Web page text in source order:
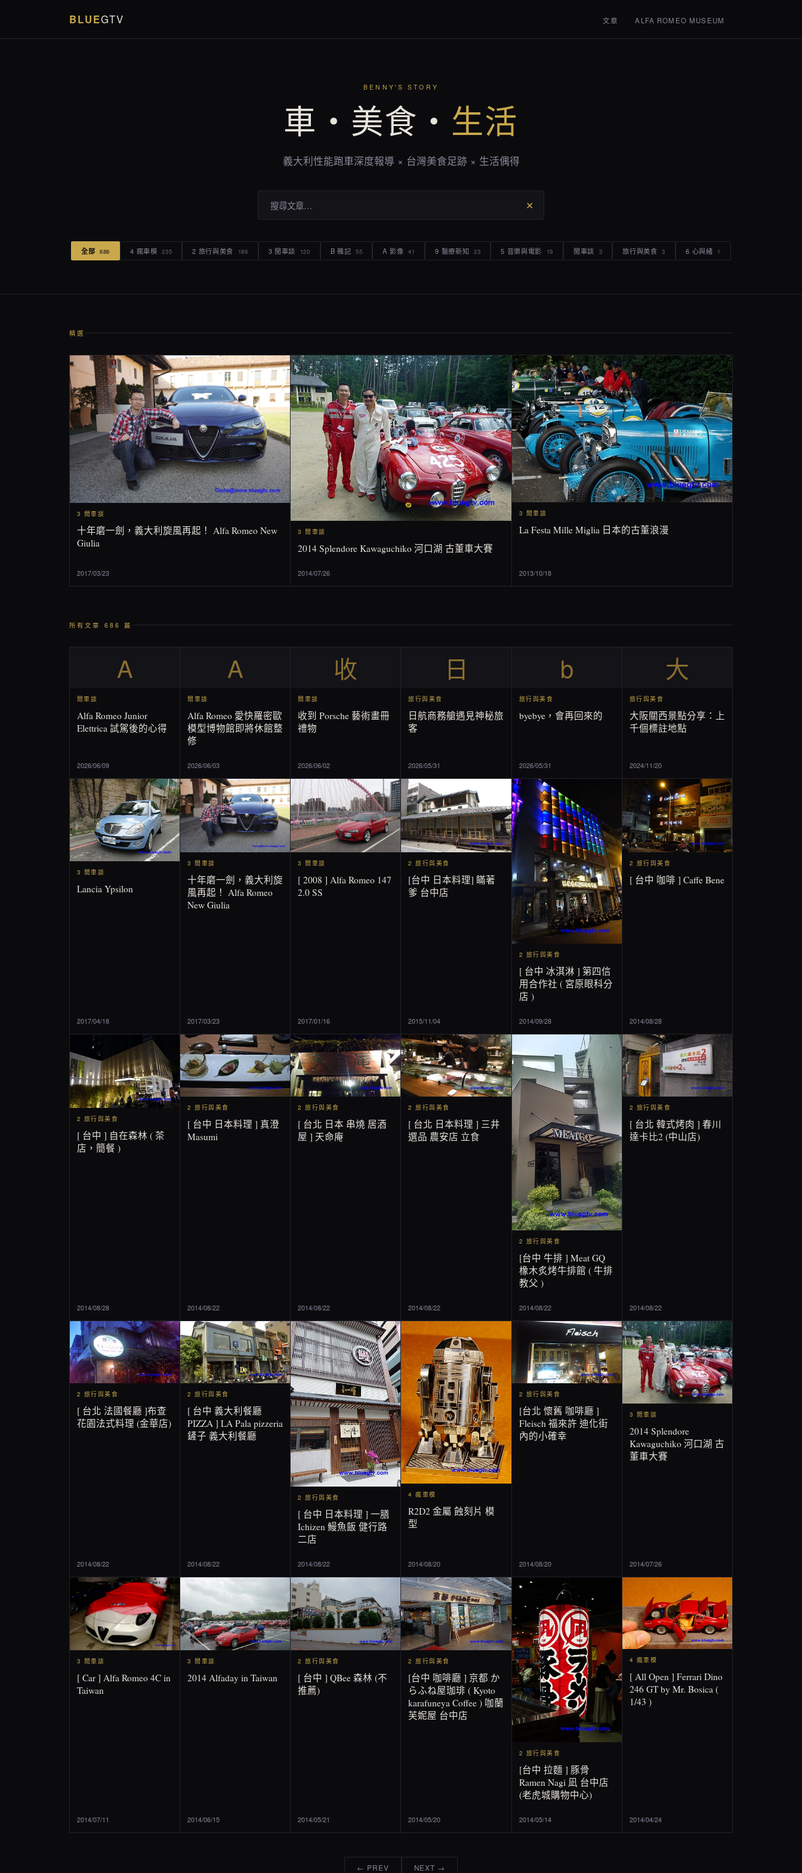
BLUEGTV 文章 ALFA ROMEO MUSEUM
BENNY'S STORY
車・美食・ 生活
義大利性能跑車深度報導 × 台灣美食足跡 × 生活偶得
✕
全部 686 4 瘋車模 235 2 旅行與美食 186 3 閒車談 120 B 雜記 55 A 影像 41 9 醫療新知 23 5 音樂與電影 19 閒車談 3 旅行與美食 3 6 心與緒 1
精選
3 閒車談
十年磨一劍，義大利旋風再起！ Alfa Romeo New
Giulia
2017/03/23
3 閒車談
2014 Splendore Kawaguchiko 河口湖 古董車大賽
2014/07/26
3 閒車談
La Festa Mille Miglia 日本的古董浪漫
2013/10/18
所有文章 686 篇
A
閒車談
Alfa Romeo Junior
Elettrica 試駕後的心得
2026/06/09
A
閒車談
Alfa Romeo 愛快羅密歐
模型博物館即將休館整
修
2026/06/03
收
閒車談
收到 Porsche 藝術畫冊
禮物
2026/06/02
日
旅行與美食
日航商務艙遇見神秘旅
客
2026/05/31
b
旅行與美食
byebye，會再回來的
2026/05/31
大
旅行與美食
大阪關西景點分享：上
千個標註地點
2024/11/20
3 閒車談
Lancia Ypsilon
2017/04/18
3 閒車談
十年磨一劍，義大利旋
風再起！ Alfa Romeo
New Giulia
2017/03/23
3 閒車談
[ 2008 ] Alfa Romeo 147
2.0 SS
2017/01/16
2 旅行與美食
[台中 日本料理] 瞞著
爹 台中店
2015/11/04
2 旅行與美食
[ 台中 冰淇淋 ] 第四信
用合作社 ( 宮原眼科分
店 )
2014/09/28
2 旅行與美食
[ 台中 咖啡 ] Caffe Bene
2014/08/28
2 旅行與美食
[ 台中 ] 自在森林 ( 茶
店，簡餐 )
2014/08/28
2 旅行與美食
[ 台中 日本料理 ] 真澄
Masumi
2014/08/22
2 旅行與美食
[ 台北 日本 串燒 居酒
屋 ] 天命庵
2014/08/22
2 旅行與美食
[ 台北 日本料理 ] 三井
選品 農安店 立食
2014/08/22
2 旅行與美食
[台中 牛排 ] Meat GQ
橡木炙烤牛排館 ( 牛排
教父 )
2014/08/22
2 旅行與美食
[ 台北 韓式烤肉 ] 春川
達卡比2 (中山店)
2014/08/22
2 旅行與美食
[ 台北 法國餐廳 ]布查
花園法式料理 (金華店)
2014/08/22
2 旅行與美食
[ 台中 義大利餐廳
PIZZA ] LA Pala pizzeria
鏟子 義大利餐廳
2014/08/22
2 旅行與美食
[ 台中 日本料理 ] 一膳
Ichizen 鰻魚飯 健行路
二店
2014/08/22
4 瘋車模
R2D2 金屬 蝕刻片 模
型
2014/08/20
2 旅行與美食
[台北 懷舊 咖啡廳 ]
Fleisch 福來許 迪化街
內的小確幸
2014/08/20
3 閒車談
2014 Splendore
Kawaguchiko 河口湖 古
董車大賽
2014/07/26
3 閒車談
[ Car ] Alfa Romeo 4C in
Taiwan
2014/07/11
3 閒車談
2014 Alfaday in Taiwan
2014/06/15
2 旅行與美食
[ 台中 ] QBee 森林 (不
推薦)
2014/05/21
2 旅行與美食
[台中 咖啡廳 ] 京都 か
らふね屋珈琲 ( Kyoto
karafuneya Coffee ) 咖蘭
芙妮屋 台中店
2014/05/20
2 旅行與美食
[台中 拉麵 ] 豚骨
Ramen Nagi 凪 台中店
(老虎城購物中心)
2014/05/14
4 瘋車模
[ All Open ] Ferrari Dino
246 GT by Mr. Bosica (
1/43 )
2014/04/24
← PREV NEXT →